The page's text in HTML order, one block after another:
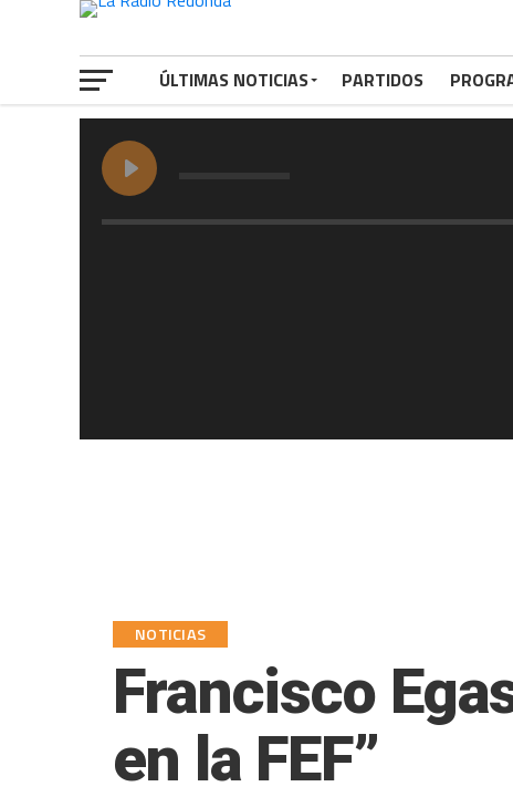
ÚLTIMAS NOTICIAS PARTIDOS
NOTICIAS
Francisco
en la FEF”